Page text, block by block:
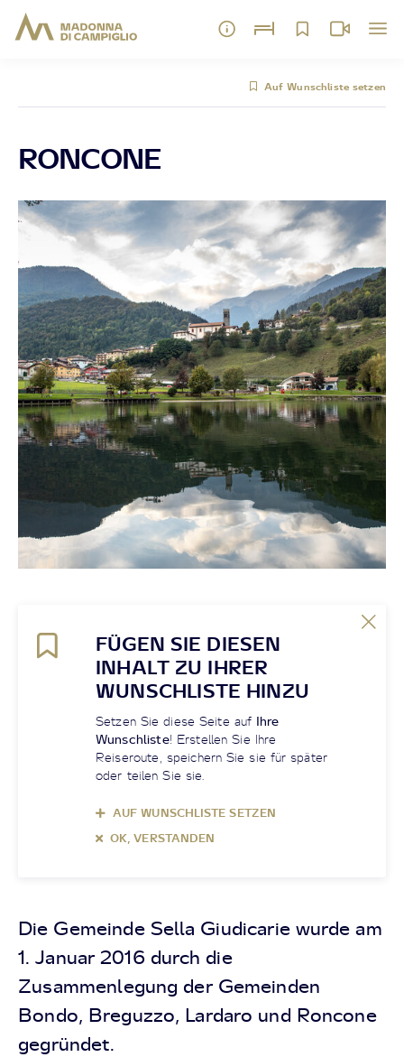
Auf Wunschliste setzen
RONCONE
FÜGEN SIE DIESEN
INHALT ZU IHRER
WUNSCHLISTE HINZU
Setzen Sie diese Seite auf Ihre
Wunschliste! Erstellen Sie Ihre
Reiseroute, speichern Sie sie für später
oder teilen Sie sie.
AUF WUNSCHLISTE SETZEN
OK, VERSTANDEN
Die Gemeinde Sella Giudicarie wurde am
1. Januar 2016 durch die
Zusammenlegung der Gemeinden
Bondo, Breguzzo, Lardaro und Roncone
gegründet.